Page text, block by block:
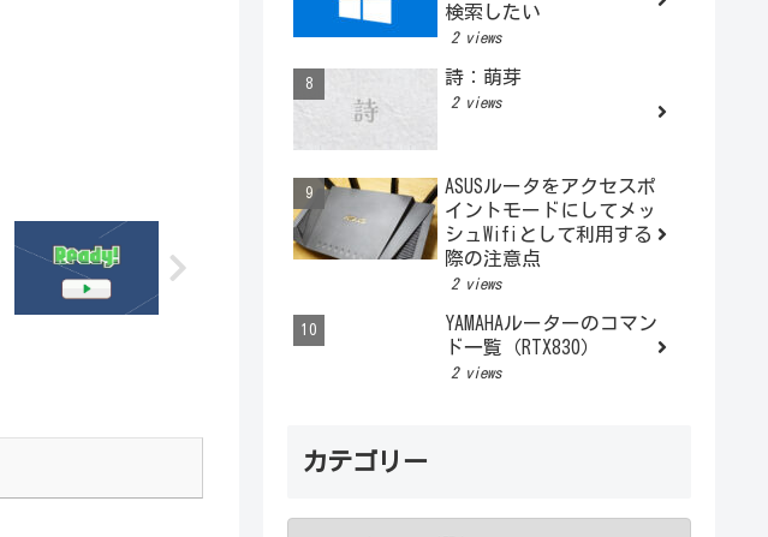
検索したい
2 views
詩：萌芽
2 views
ASUSルータをアクセスポ
イントモードにしてメッ
シュWifiとして利用する
際の注意点
2 views
YAMAHAルーターのコマン
ド一覧（RTX830）
2 views
カテゴリー